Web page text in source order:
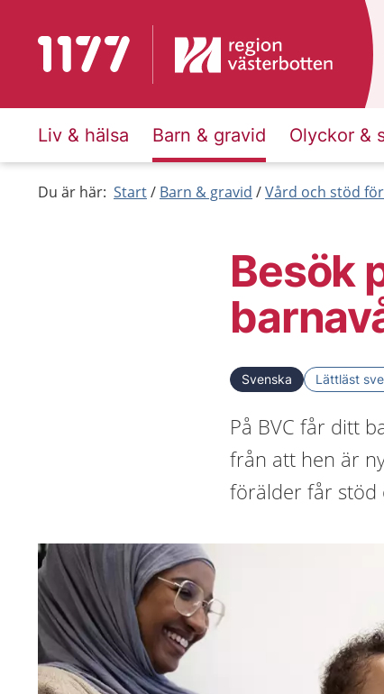
Till startsidan för 1177
Liv & hälsa Barn & gravid Olyckor &
Du är här: Start Barn & gravid Vård och stöd
Besök
Svenska Lättläst
På BVC får ditt
från att hen är
förälder får stöd